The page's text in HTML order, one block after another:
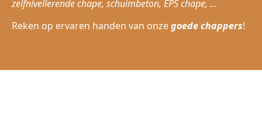
zelfnivellerende chape, schuimbeton, EPS chape, ...
Reken op ervaren handen van onzegoede chappers!